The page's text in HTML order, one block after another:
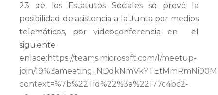
23 de los Estatutos Sociales se prevé la
posibilidad de asistencia a la Junta por medios
telemáticos, por videoconferencia en el
siguiente
enlace: https://teams.microsoft.com/l/meetup-
join/
context=%7b%22Tid%22%3a%22177c4bc2-